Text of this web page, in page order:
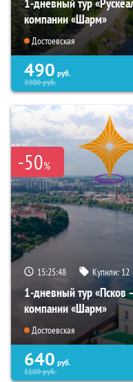
компании «Шарм»
Достоевская
490 руб.
3900руб.
-50%
15:25:47 Купили:12
1-дневный тур «Псков
компании «Шарм»
Достоевская
640 руб.
5100руб.